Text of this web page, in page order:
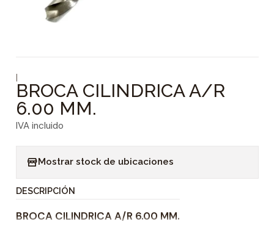
|
BROCA CILINDRICA A/R
6.00 MM.
IVA incluido
Mostrar stock de ubicaciones
DESCRIPCIÓN
BROCA CILINDRICA A/R 6.00 MM.